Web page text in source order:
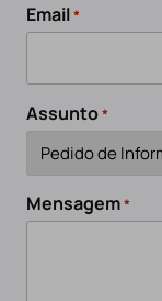
Email*
Assunto*
Mensagem*